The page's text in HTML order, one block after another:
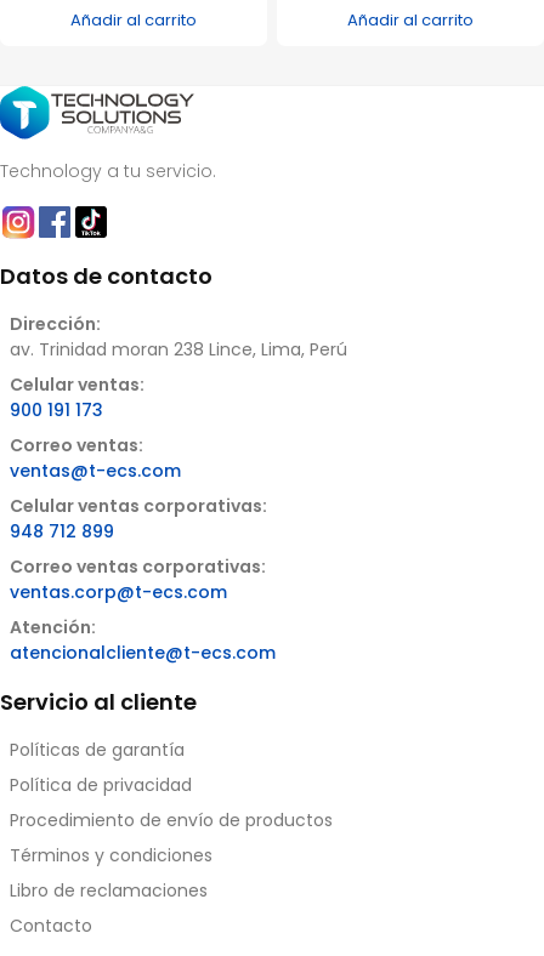
Añadir al carrito Añadir al carrito
Technology a tu servicio.
Datos de contacto
Dirección:
av. Trinidad moran 238 Lince, Lima, Perú
Celular ventas:
900 191 173
Correo ventas:
ventas@t-ecs.com
Celular ventas corporativas:
948 712 899
Correo ventas corporativas:
ventas.corp@t-ecs.com
Atención:
atencionalcliente@t-ecs.com
Servicio al cliente
Políticas de garantía
Política de privacidad
Procedimiento de envío de productos
Términos y condiciones
Libro de reclamaciones
Contacto